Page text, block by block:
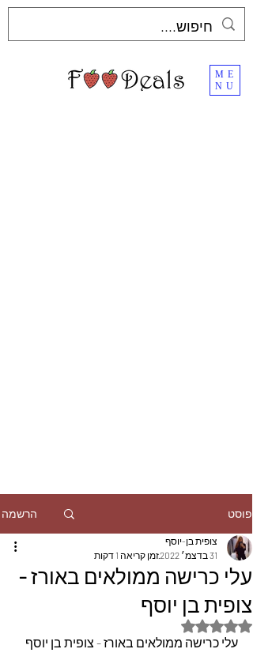
ME
NU
פוסט הרשמה
עלי כרישה ממולאים באורז -
צופית בן יוסף
צופית בן-יוסף
31 בדצמ׳ 2022
זמן קריאה 1 דקות
דירוג של NaN מתוך 5 כוכבים
עלי כרישה ממולאים באורז - צופית בן יוסף